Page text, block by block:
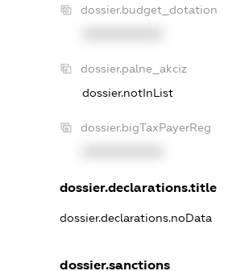
dossier.budget_dotation
dossier.palne_akciz
dossier.notInList
dossier.bigTaxPayerReg
dossier.declarations.title
dossier.declarations.noData
dossier.sanctions